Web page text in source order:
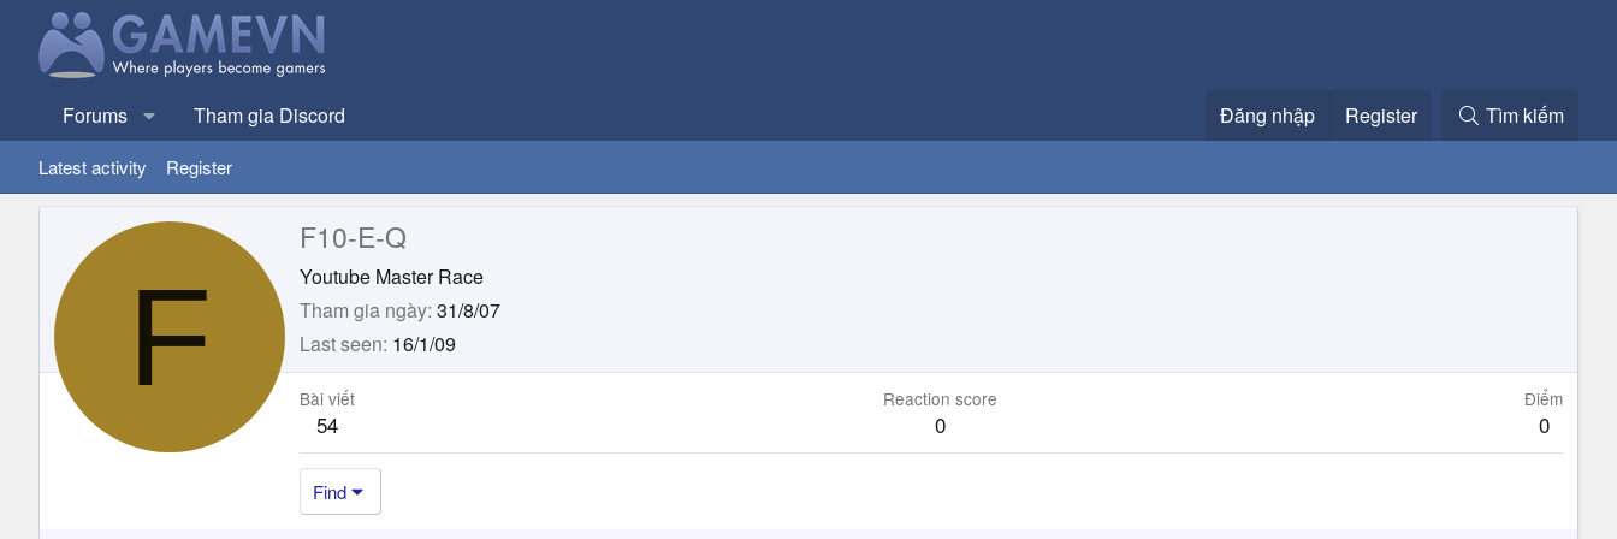
Forums Tham gia Discord Đăng nhập Register Tìm kiếm
Latest activity Register
F
F10-E-Q
Youtube Master Race
Tham gia ngày 31/8/07
Last seen 16/1/09
Bài viết
54
Reaction score
0
Điểm
0
Find